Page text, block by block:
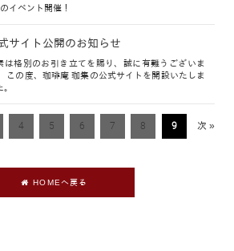
イベント開催！
サイト公開のお知らせ
は格別のお引き立てを賜り、誠に有難うございま
この度、珈琲庵 珈集の公式サイトを開設いたしま
。
4 5 6 7 8 9 次 »
HOMEへ戻る